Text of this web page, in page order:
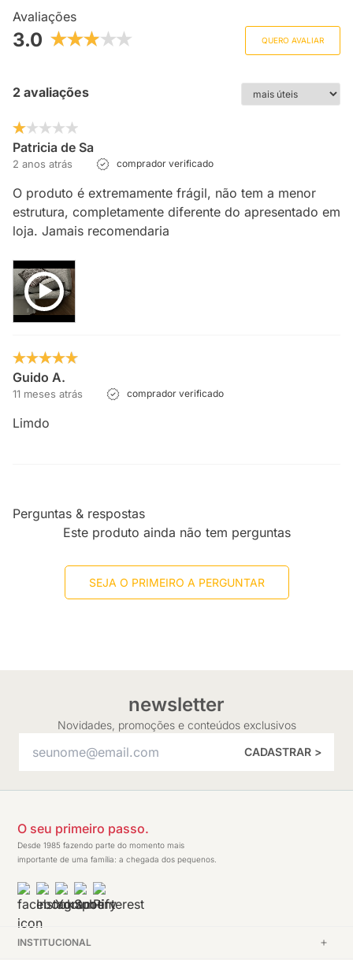
Avaliações
3.0 QUERO AVALIAR
2 avaliações
Patricia de Sa
2 anos atrás comprador verificado
O produto é extremamente frágil, não tem a menor
estrutura, completamente diferente do apresentado em
loja. Jamais recomendaria
Guido A.
11 meses atrás comprador verificado
Limdo
Perguntas & respostas
Este produto ainda não tem perguntas
SEJA O PRIMEIRO A PERGUNTAR
newsletter
Novidades, promoções e conteúdos exclusivos
CADASTRAR >
O seu primeiro passo.
Desde 1985 fazendo parte do momento mais
importante de uma família: a chegada dos pequenos.
INSTITUCIONAL